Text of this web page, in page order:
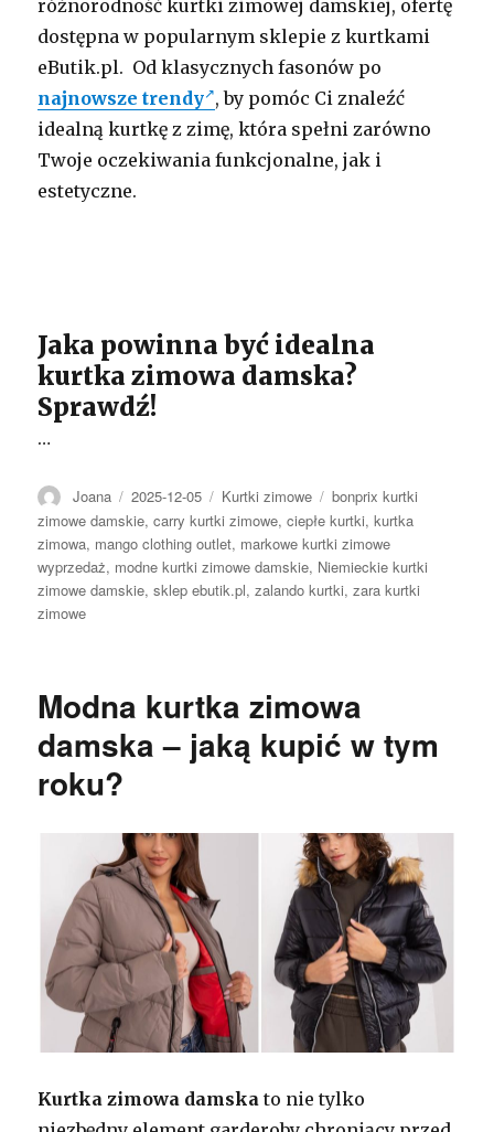
różnorodność kurtki zimowej damskiej, ofertę
dostępna w popularnym sklepie z kurtkami
eButik.pl. Od klasycznych fasonów po
najnowsze trendy , by pomóc Ci znaleźć
idealną kurtkę z zimę, która spełni zarówno
Twoje oczekiwania funkcjonalne, jak i
estetyczne.
Jaka powinna być idealna
kurtka zimowa damska?
Sprawdź!
…
Autor
Joana Opublikowano
2025-12-05 Kategorie
Kurtki zimowe Tagi
bonprix kurtki
zimowe damskie,carry kurtki zimowe,ciepłe kurtki,kurtka
zimowa, mango clothing outlet, markowe kurtki zimowe
wyprzedaż, modne kurtki zimowe damskie, Niemieckie kurtki
zimowe damskie,sklep ebutik.pl,zalando kurtki,zara kurtki
zimowe
Modna kurtka zimowa
damska – jaką kupić w tym
roku?
Kurtka zimowa damska to nie tylko